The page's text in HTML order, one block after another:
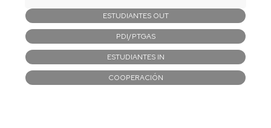
Navegación
principal
ESTUDIANTES OUT
PDI/PTGAS
ESTUDIANTES IN
COOPERACIÓN